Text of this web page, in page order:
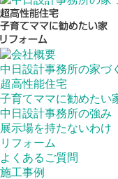
中日設計事務所の家づ
超高性能住宅
子育てママに勧めたい
中日設計事務所の強み
展示場を持たないわけ
リフォーム
よくあるご質問
施工事例